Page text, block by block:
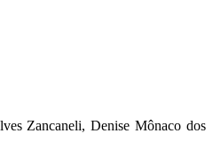
Zancaneli, Denise Mônaco dos